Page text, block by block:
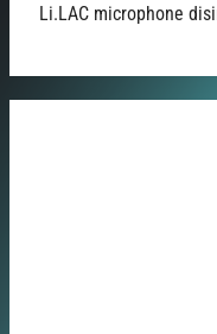
Li.LAC microphone